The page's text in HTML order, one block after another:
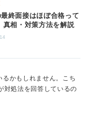
。ひとしきり自分の
もらうことで、「切
れることがありま
らば、今回の面接で
れるように準備して
終面接はほぼ合格って
真相・対策方法を解説
かもしれません。こち
対処法を回答しているの